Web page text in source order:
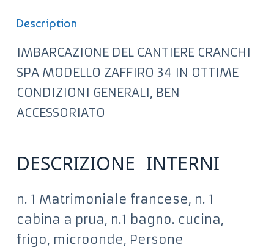
Description
IMBARCAZIONE DEL CANTIERE CRANCHI
SPA MODELLO ZAFFIRO 34 IN OTTIME
CONDIZIONI GENERALI, BEN
ACCESSORIATO
DESCRIZIONE INTERNI
n. 1 Matrimoniale francese, n. 1
cabina a prua, n.1 bagno. cucina,
frigo, microonde, Persone